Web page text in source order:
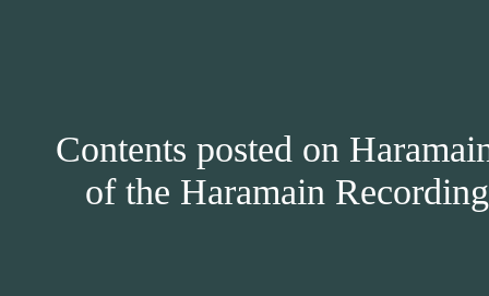
Contents posted on
of the Haramain